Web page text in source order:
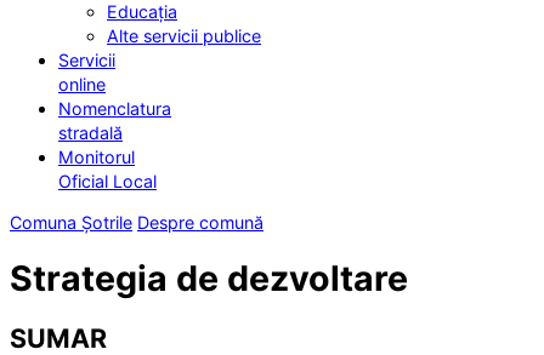
Educația
Alte servicii publice
Servicii
online
Nomenclatura
stradală
Monitorul
Oficial Local
Comuna Șotrile Despre comună
Strategia de dezvoltare
SUMAR